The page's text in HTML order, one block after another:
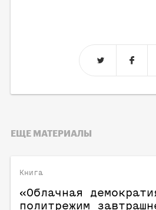
ЕЩЕ МАТЕРИАЛЫ
Книга
«Облачная
политрежим